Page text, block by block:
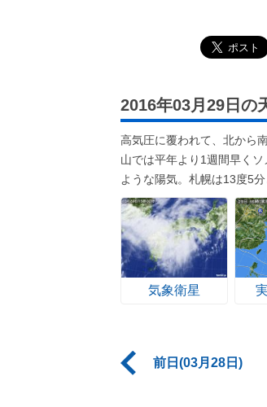
2016年03月29日の
高気圧に覆われて、北から
山では平年より1週間早く
ような陽気。札幌は13度5
気象衛星
前日(03月28日)